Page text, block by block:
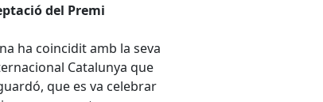
del Premi
ha coincidit amb la seva
Catalunya que
que es va celebrar